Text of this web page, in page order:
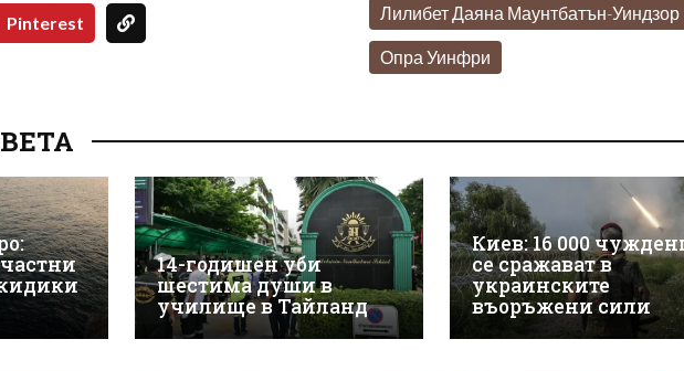
Pinterest Лилибет Даяна Маунтбатън-Уиндзор
Опра Уинфри
14-годишен уби
шестима души в
училище в Тайланд
Киев: 16 000
се сражават в
украинските
въоръжени сили